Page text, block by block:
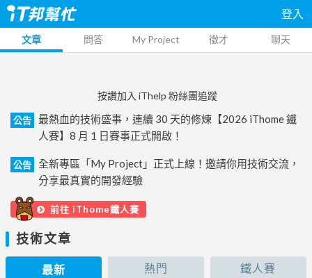
登入
文章 問答 My Project 徵才 聊天
按讚加入 iThelp 粉絲團追蹤
公告
最熱血的技術盛事，連續 30 天的修煉【2026 iThome 鐵
人賽】8 月 1 日賽事正式開啟！
公告
全新專區「My Project」正式上線！邀請你用技術交流，
分享最真實的開發經驗
前往 iThome鐵人賽
技術文章
最新 熱門 鐵人賽